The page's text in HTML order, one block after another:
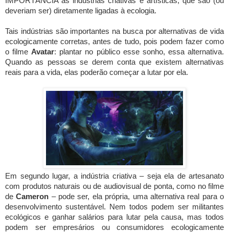
deveriam ser) diretamente ligadas à ecologia.
Tais indústrias são importantes na busca por alternativas de vida
ecologicamente corretas, antes de tudo, pois podem fazer como
o filmeAvatar: plantar no público esse sonho, essa alternativa.
Quando as pessoas se derem conta que existem alternativas
reais para a vida, elas poderão começar a lutar por ela.
Em segundo lugar, a indústria criativa – seja ela de artesanato
com produtos naturais ou de audiovisual de ponta, como no filme
deCameron – pode ser, ela própria, uma alternativa real para o
desenvolvimento sustentável. Nem todos podem ser militantes
ecológicos e ganhar salários para lutar pela causa, mas todos
podem ser empresários ou consumidores ecologicamente